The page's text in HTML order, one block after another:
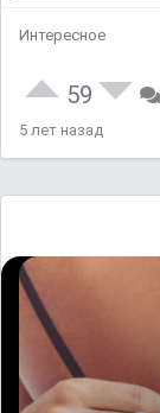
Интересное
59
5 лет назад